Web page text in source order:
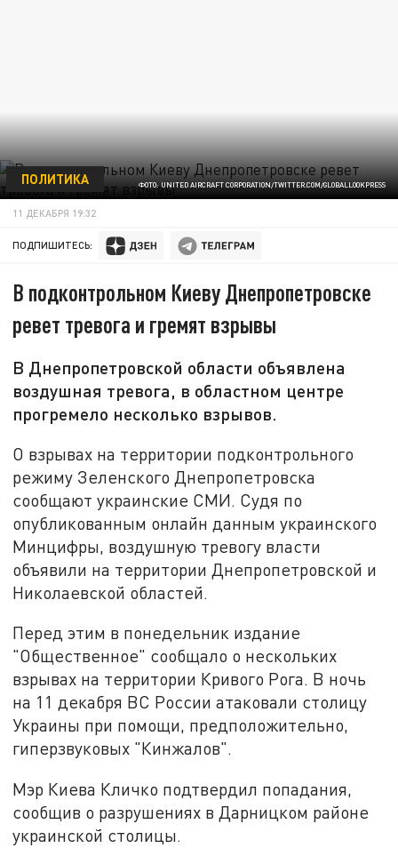
ФОТО: UNITED AIRCRAFT CORPORATION/TWITTER.COM/GLOBALLOOKPRESS
ПОЛИТИКА
11 ДЕКАБРЯ 19:32
ПОДПИШИТЕСЬ:
В подконтрольном Киеву Днепропетровске
ревет тревога и гремят взрывы
В Днепропетровской области объявлена
воздушная тревога, в областном центре
прогремело несколько взрывов.
О взрывах на территории подконтрольного
режиму Зеленского Днепропетровска
сообщают украинские СМИ. Судя по
опубликованным онлайн данным украинского
Минцифры, воздушную тревогу власти
объявили на территории Днепропетровской и
Николаевской областей.
Перед этим в понедельник издание
"Общественное" сообщало о нескольких
взрывах на территории Кривого Рога. В ночь
на 11 декабря ВС России атаковали столицу
Украины при помощи, предположительно,
гиперзвуковых "Кинжалов".
Мэр Киева Кличко подтвердил попадания,
сообщив о разрушениях в Дарницком районе
украинской столицы.